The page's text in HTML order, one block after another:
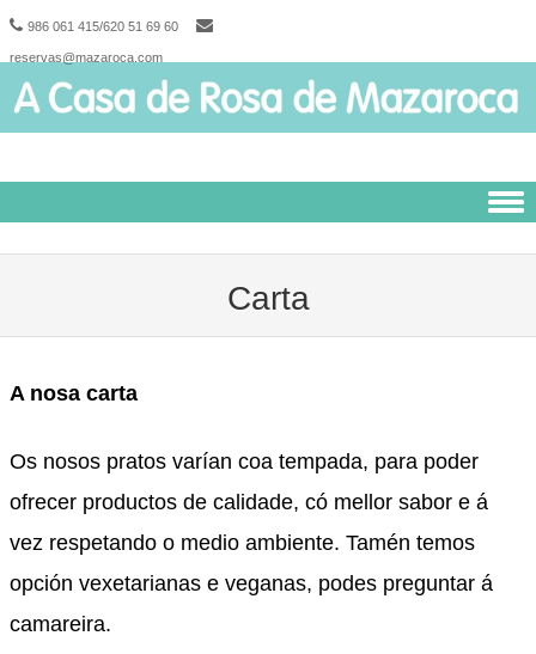
986 061 415/620 51 69 60
reservas@mazaroca.com
Carta
A nosa carta
Os nosos pratos varían coa tempada, para poder
ofrecer productos de calidade, có mellor sabor e á
vez respetando o medio ambiente. Tamén temos
opción vexetarianas e veganas, podes preguntar á
camareira.